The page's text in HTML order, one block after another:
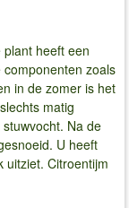
heeft een
zoals
in de zomer is het
matig
Na de
U heeft
uitziet. Citroentijm